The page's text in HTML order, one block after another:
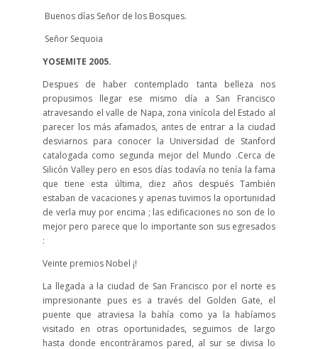
Buenos días Señor de los Bosques.
Señor Sequoia
YOSEMITE 2005.
Despues de haber contemplado tanta belleza nos
propusimos llegar ese mismo día a San Francisco
atravesando el valle de Napa, zona vinícola del Estado al
parecer los más afamados, antes de entrar a la ciudad
desviarnos para conocer la Universidad de Stanford
catalogada como segunda mejor del Mundo .Cerca de
Silicón Valley pero en esos días todavía no tenía la fama
que tiene esta última, diez años después También
estaban de vacaciones y apenas tuvimos la oportunidad
de verla muy por encima ; las edificaciones no son de lo
mejor pero parece que lo importante son sus egresados
:
Veinte premios Nobel ¡!
La llegada a la ciudad de San Francisco por el norte es
impresionante pues es a través del Golden Gate, el
puente que atraviesa la bahía como ya la habíamos
visitado en otras oportunidades, seguimos de largo
hasta donde encontráramos pared, al sur se divisa lo